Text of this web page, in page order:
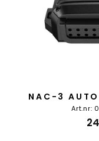
NAC-3
Art.nr: